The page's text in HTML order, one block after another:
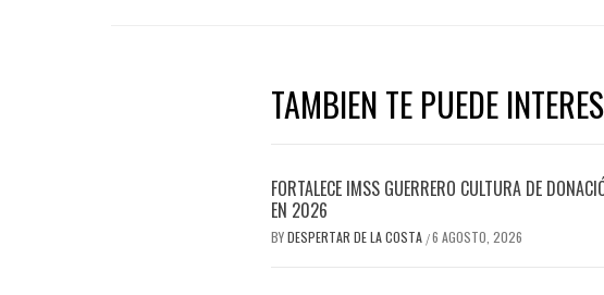
TAMBIEN TE PUEDE
FORTALECE IMSS GUERRERO CULTURA DE
EN 2026
BYDESPERTAR DE LA COSTA /6 AGOSTO, 2026